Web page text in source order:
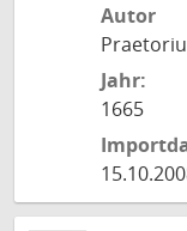
Autor
Jahr:
1665